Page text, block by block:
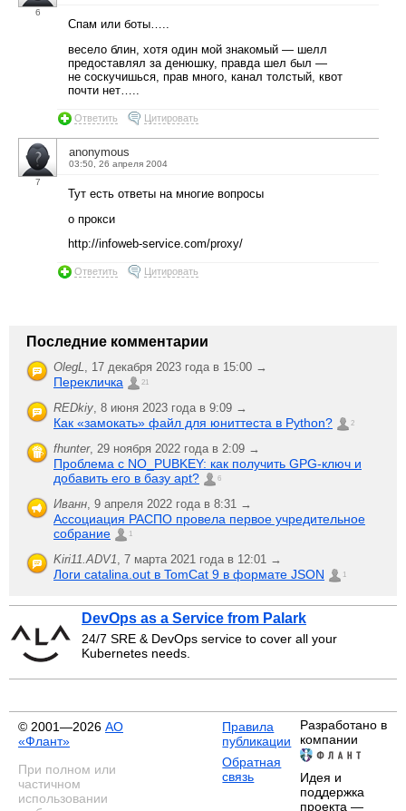
6
Спам или боты…..
весело блин, хотя один мой знакомый — шелл
предоставлял за денюшку, правда шел был —
не соскучишься, прав много, канал толстый, квот
почти нет…..
Ответить Цитировать
7
anonymous
03:50, 26 апреля 2004
Тут есть ответы на многие вопросы
о прокси
http://infoweb-service.com/proxy/
Ответить Цитировать
Последние комментарии
OlegL, 17 декабря 2023 года в 15:00 →
Перекличка 21
REDkiy, 8 июня 2023 года в 9:09 →
Как «замокать» файл для юниттеста в Python? 2
fhunter, 29 ноября 2022 года в 2:09 →
Проблема с NO_PUBKEY: как получить GPG-ключ и
добавить его в базу apt?
6
Иванн, 9 апреля 2022 года в 8:31 →
Ассоциация РАСПО провела первое учредительное
собрание
1
Kiri11.ADV1, 7 марта 2021 года в 12:01 →
Логи catalina.out в TomCat 9 в формате JSON 1
DevOps as a Service from Palark
24/7 SRE & DevOps service to cover all your
Kubernetes needs.
© 2001—2026 АО
«Флант»
При полном или
частичном
использовании
Правила
публикации
Обратная
связь
Разработано в
компании
Идея и
поддержка
проекта —